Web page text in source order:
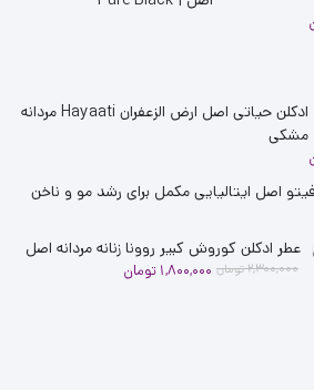
ادکلن حیاتی اصل ارض الزعفران Hayaati مردانه
مشکی
اصل ایتالیایی مکمل برای رشد مو و ناخن
عطر ادکلن کوروش کبیر روونا زنانه مردانه اصل
2,300,000تومان
قیمت
1,800,000 تومان
قیمت